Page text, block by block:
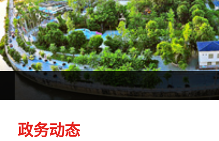
政务动态